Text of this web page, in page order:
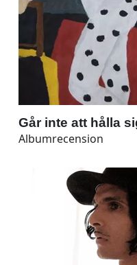
Går inte att hålla
Albumrecension